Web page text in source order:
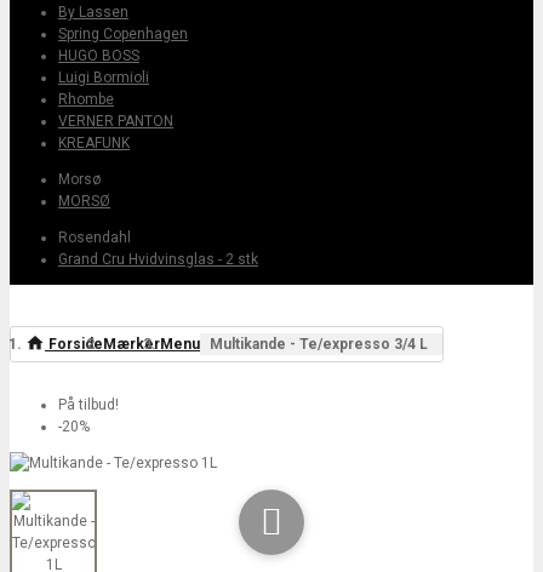
By Lassen
Spring Copenhagen
HUGO BOSS
Luigi Bormioli
Rhombe
VERNER PANTON
KREAFUNK
Morsø
MORSØ
Rosendahl
Grand Cru Hvidvinsglas - 2 stk
Forside MærkerMenu Multikande - Te/expresso 3/4 L
På tilbud!
-20%
